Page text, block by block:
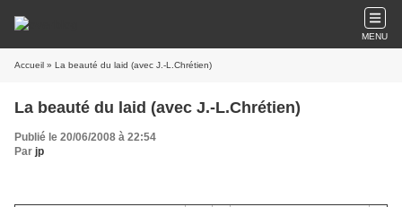
MENU
Accueil » La beauté du laid (avec J.-L.Chrétien)
La beauté du laid (avec J.-L.Chrétien)
Publié le 20/06/2008 à 22:54
Par jp